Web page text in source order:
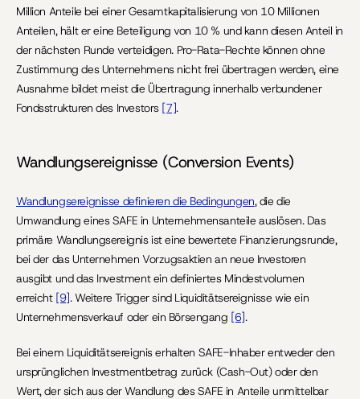
Million Anteile bei einer Gesamtkapitalisierung von 10 Millionen
Anteilen, hält er eine Beteiligung von 10 % und kann diesen Anteil in
der nächsten Runde verteidigen. Pro-Rata-Rechte können ohne
Zustimmung des Unternehmens nicht frei übertragen werden, eine
Ausnahme bildet meist die Übertragung innerhalb verbundener
Fondsstrukturen des Investors [7].
Wandlungsereignisse (Conversion Events)
Wandlungsereignisse definieren die Bedingungen, die die
Umwandlung eines SAFE in Unternehmensanteile auslösen. Das
primäre Wandlungsereignis ist eine bewertete Finanzierungsrunde,
bei der das Unternehmen Vorzugsaktien an neue Investoren
ausgibt und das Investment ein definiertes Mindestvolumen
erreicht [9]. Weitere Trigger sind Liquiditätsereignisse wie ein
Unternehmensverkauf oder ein Börsengang [6].
Bei einem Liquiditätsereignis erhalten SAFE-Inhaber entweder den
ursprünglichen Investmentbetrag zurück (Cash-Out) oder den
Wert, der sich aus der Wandlung des SAFE in Anteile unmittelbar